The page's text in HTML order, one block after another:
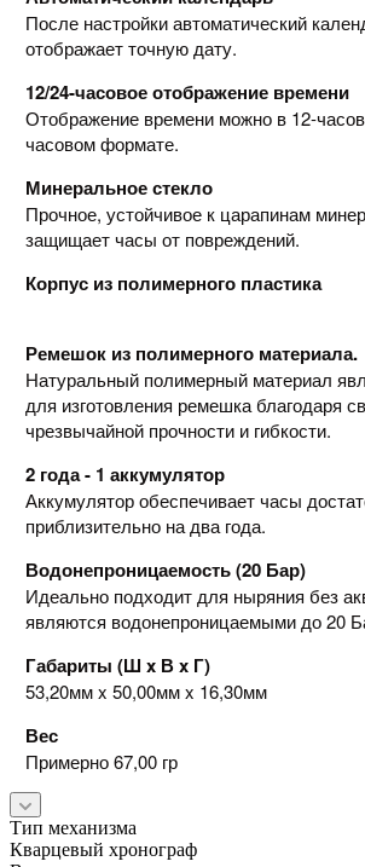
После настройки автоматический
отображает точную дату.
12/24-часовое отображение времени
Отображение времени можно в 12-
часовом формате.
Минеральное стекло
Прочное, устойчивое к царапинам
защищает часы от повреждений.
Корпус из полимерного пластика
Ремешок из полимерного материала.
Натуральный полимерный материал
для изготовления ремешка благодаря
чрезвычайной прочности и гибкости.
2 года - 1 аккумулятор
Аккумулятор обеспечивает часы
приблизительно на два года.
Водонепроницаемость (20 Бар)
Идеально подходит для ныряния без
являются водонепроницаемыми до 20
Габариты (Ш x В x Г)
53,20мм x 50,00мм x 16,30мм
Вес
Примерно 67,00 гр
Тип механизма
Кварцевый хронограф